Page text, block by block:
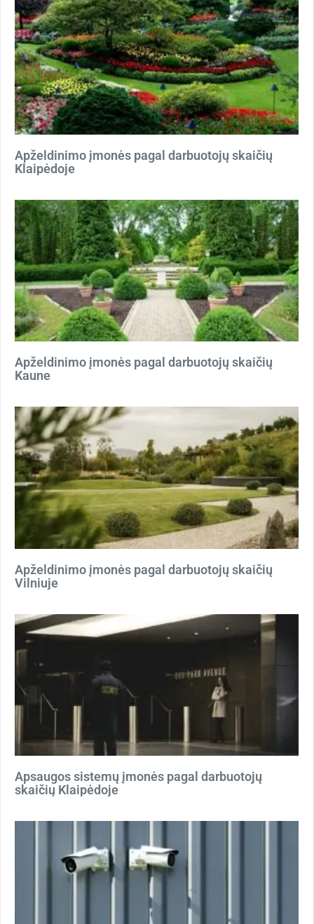
Apželdinimo įmonės pagal darbuotojų skaičių
Klaipėdoje
Apželdinimo įmonės pagal darbuotojų skaičių
Kaune
Apželdinimo įmonės pagal darbuotojų skaičių
Vilniuje
Apsaugos sistemų įmonės pagal darbuotojų
skaičių Klaipėdoje